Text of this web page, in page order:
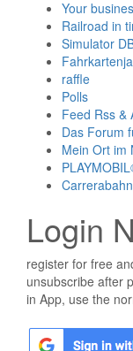
Your
Railroad in
Simulator
raffle
Polls
Feed Rss &
Das Forum
Mein Ort im
Login
register for free
unsubscribe after
in App, use the